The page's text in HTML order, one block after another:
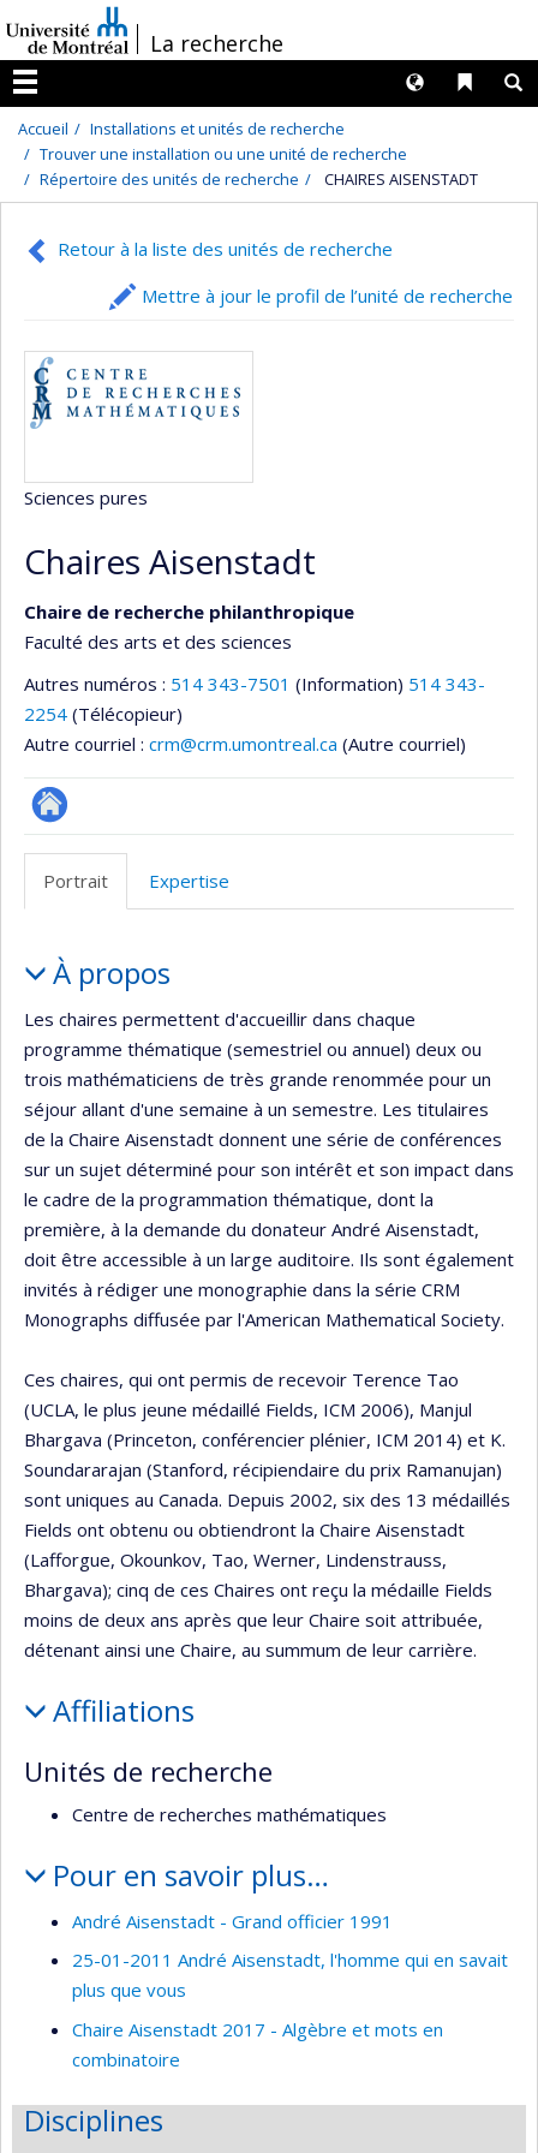
au
contenu
/La recherche
Menu
Liens
Langues
Accueil
Installations et unités de recherche
Trouver une installation ou une unité de recherche
Répertoire des unités de recherche
CHAIRES AISENSTADT
Retour à la liste des unités de recherche
Mettre à jour le profil de l’unité de recherche
Sciences pures
Chaires Aisenstadt
Chaire de recherche philanthropique
Faculté des arts et des sciences
Autres numéros : 514 343-7501 (Information) 514 343-
2254 (Télécopieur)
Autre courriel : crm@crm.umontreal.ca (Autre courriel)
Site
recherche
Portrait Expertise
Portrait
À propos
Les chaires permettent d'accueillir dans chaque
programme thématique (semestriel ou annuel) deux ou
trois mathématiciens de très grande renommée pour un
séjour allant d'une semaine à un semestre. Les titulaires
de la Chaire Aisenstadt donnent une série de conférences
sur un sujet déterminé pour son intérêt et son impact dans
le cadre de la programmation thématique, dont la
première, à la demande du donateur André Aisenstadt,
doit être accessible à un large auditoire. Ils sont également
invités à rédiger une monographie dans la série CRM
Monographs diffusée par l'American Mathematical Society.
Ces chaires, qui ont permis de recevoir Terence Tao
(UCLA, le plus jeune médaillé Fields, ICM 2006), Manjul
Bhargava (Princeton, conférencier plénier, ICM 2014) et K.
Soundararajan (Stanford, récipiendaire du prix Ramanujan)
sont uniques au Canada. Depuis 2002, six des 13 médaillés
Fields ont obtenu ou obtiendront la Chaire Aisenstadt
(Lafforgue, Okounkov, Tao, Werner, Lindenstrauss,
Bhargava); cinq de ces Chaires ont reçu la médaille Fields
moins de deux ans après que leur Chaire soit attribuée,
détenant ainsi une Chaire, au summum de leur carrière.
Affiliations
Unités de recherche
Centre de recherches mathématiques
Pour en savoir plus…
André Aisenstadt - Grand officier 1991
25-01-2011 André Aisenstadt, l'homme qui en savait
plus que vous
Chaire Aisenstadt 2017 - Algèbre et mots en
combinatoire
Disciplines